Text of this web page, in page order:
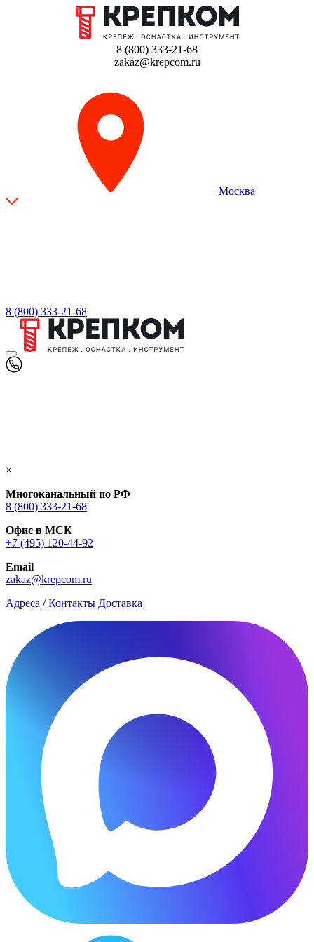
8 (800) 333-21-68
zakaz@krepcom.ru
Москва
8 (800) 333-21-68
×
Многоканальный по РФ
8 (800) 333‑21-68
Офис в МСК
+7 (495) 120-44-92
Email
zakaz@krepcom.ru
Адреса / Контакты Доставка